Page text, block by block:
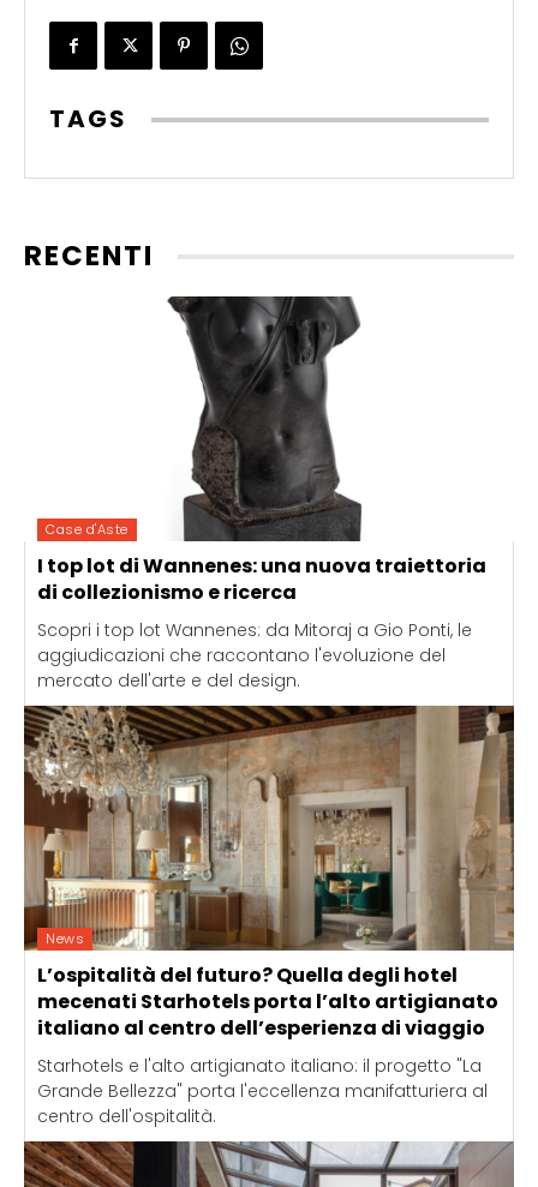
TAGS
RECENTI
Case d'Aste
I top lot di Wannenes: una nuova traiettoria
di collezionismo e ricerca
Scopri i top lot Wannenes: da Mitoraj a Gio Ponti, le
aggiudicazioni che raccontano l'evoluzione del
mercato dell'arte e del design.
News
L’ospitalità del futuro? Quella degli hotel
mecenati Starhotels porta l’alto artigianato
italiano al centro dell’esperienza di viaggio
Starhotels e l'alto artigianato italiano: il progetto "La
Grande Bellezza" porta l'eccellenza manifatturiera al
centro dell'ospitalità.